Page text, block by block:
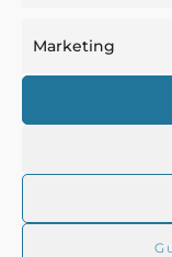
Marketing
Banquet al